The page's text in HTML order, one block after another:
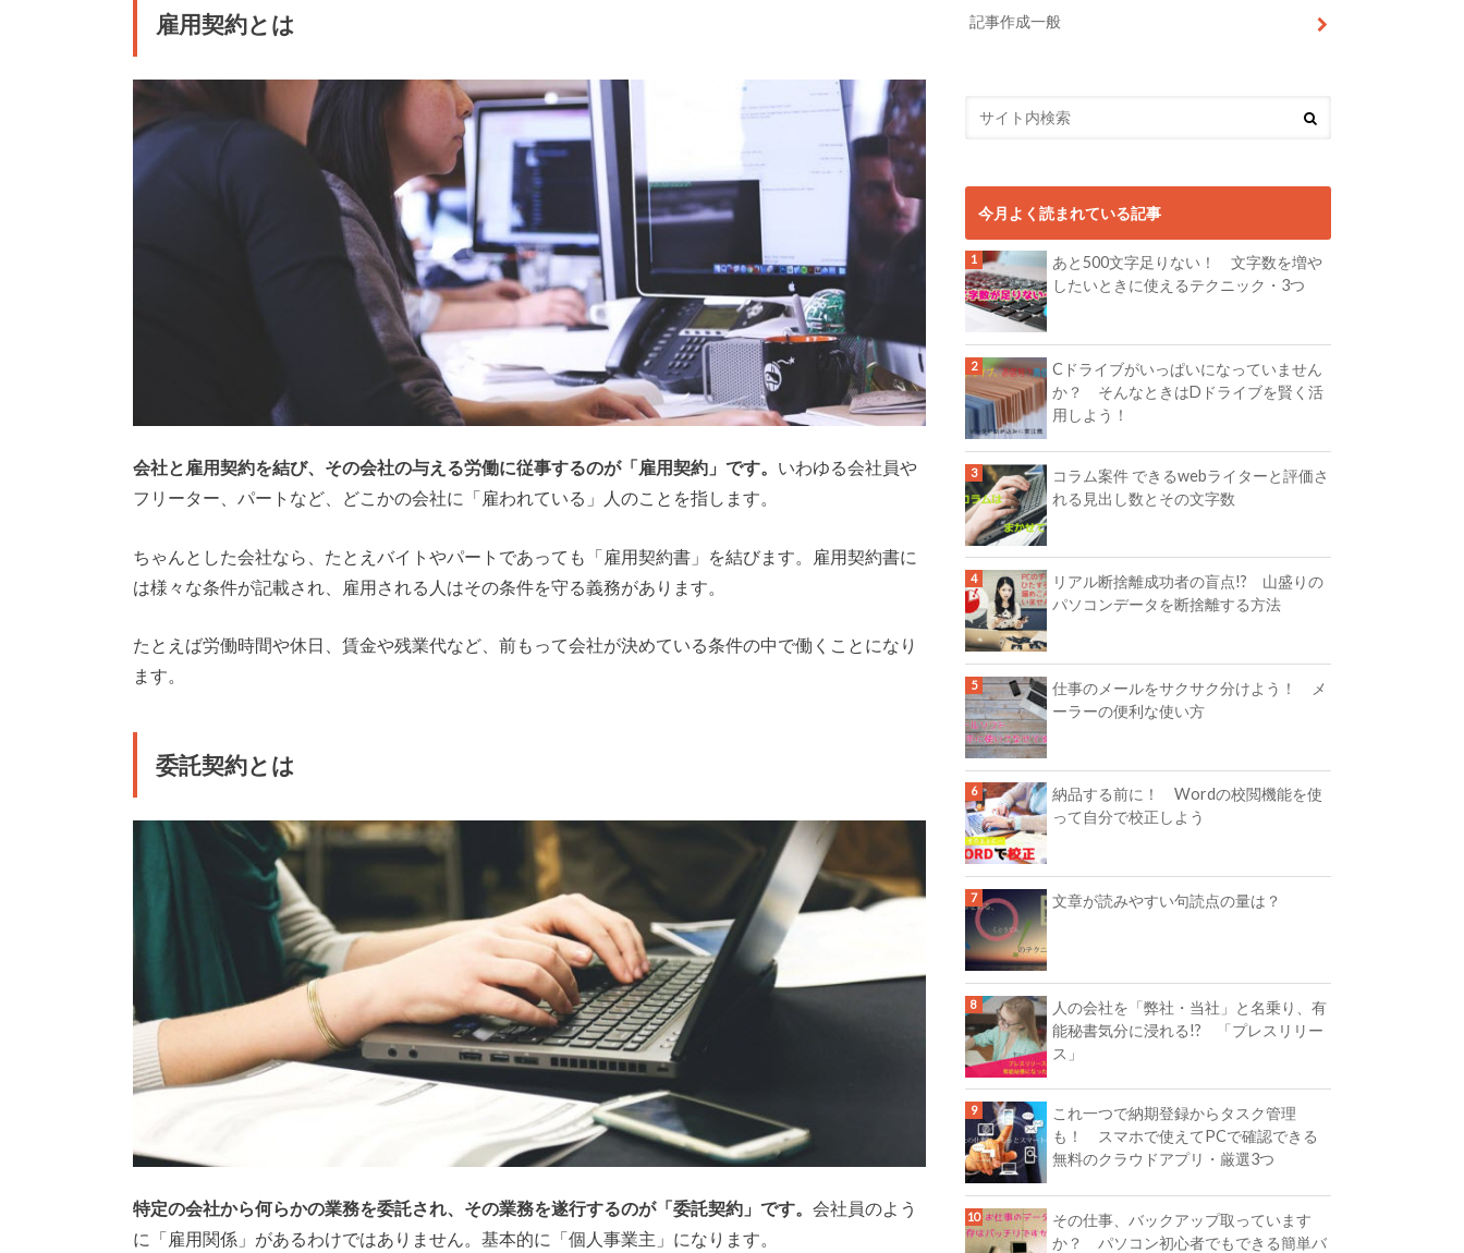
雇用契約とは
会社と雇用契約を結び、その会社の与える労働に従事するのが「雇用契約」です。 いわゆる会社員や
フリーター、パートなど、どこかの会社に「雇われている」人のことを指します。
ちゃんとした会社なら、たとえバイトやパートであっても「雇用契約書」を結びます。雇用契約書に
は様々な条件が記載され、雇用される人はその条件を守る義務があります。
たとえば労働時間や休日、賃金や残業代など、前もって会社が決めている条件の中で働くことになり
ます。
委託契約とは
特定の会社から何らかの業務を委託され、その業務を遂行するのが「委託契約」です。 会社員のよう
に「雇用関係」があるわけではありません。基本的に「個人事業主」になります。
記事作成一般
今月よく読まれている記事
あと500文字足りない！ 文字数を増や
したいときに使えるテクニック・3つ
Cドライブがいっぱいになっていません
か？ そんなときはDドライブを賢く活
用しよう！
コラム案件 できるwebライターと評価さ
れる見出し数とその文字数
リアル断捨離成功者の盲点!? 山盛りの
パソコンデータを断捨離する方法
仕事のメールをサクサク分けよう！ メ
ーラーの便利な使い方
納品する前に！ Wordの校閲機能を使
って自分で校正しよう
文章が読みやすい句読点の量は？
人の会社を「弊社・当社」と名乗り、有
能秘書気分に浸れる!? 「プレスリリー
ス」
これ一つで納期登録からタスク管理
も！ スマホで使えてPCで確認できる
無料のクラウドアプリ・厳選3つ
その仕事、バックアップ取っています
か？ パソコン初心者でもできる簡単バ